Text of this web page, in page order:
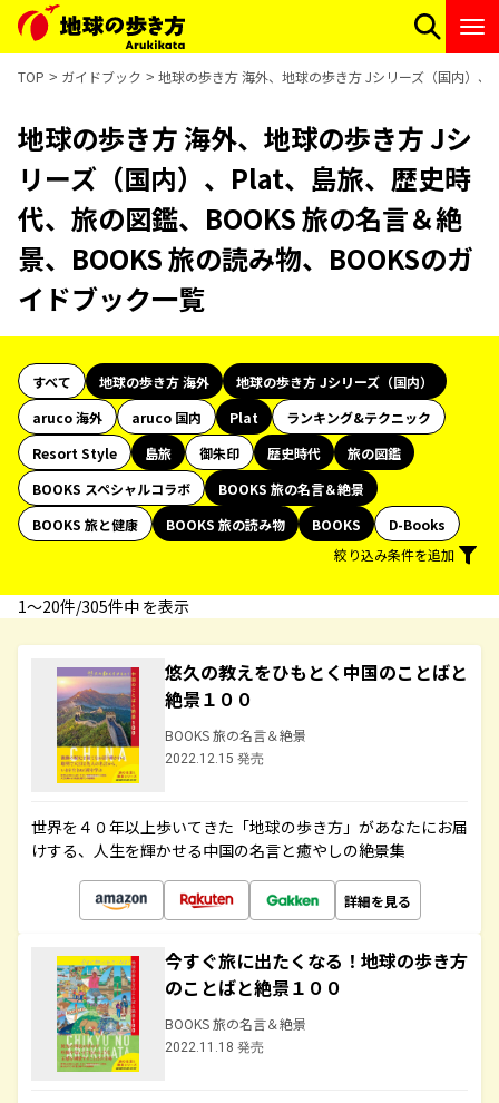
TOP ガイドブック 地球の歩き方 海外、地球の歩き方 Jシリーズ（国内）
地球の歩き方 海外、地球の歩き方 Jシ
リーズ（国内）、Plat、島旅、歴史時
代、旅の図鑑、BOOKS 旅の名言＆絶
景、BOOKS 旅の読み物、BOOKSのガ
イドブック一覧
すべて 地球の歩き方 海外
地球の歩き方 Jシリーズ（国内）
aruco 海外
aruco 国内 Plat
ランキング&テクニック
Resort Style
島旅 御朱印 歴史時代
旅の図鑑
BOOKS スペシャルコラボ
BOOKS 旅の名言＆絶景
BOOKS 旅と健康
BOOKS 旅の読み物 BOOKS
D-Books
絞り込み条件を追加
1〜20件/305件中 を表示
悠久の教えをひもとく中国のことばと
絶景１００
BOOKS 旅の名言＆絶景
2022.12.15 発売
世界を４０年以上歩いてきた「地球の歩き方」があなたにお届
けする、人生を輝かせる中国の名言と癒やしの絶景集
詳細を見る
今すぐ旅に出たくなる！地球の歩き方
のことばと絶景１００
BOOKS 旅の名言＆絶景
2022.11.18 発売